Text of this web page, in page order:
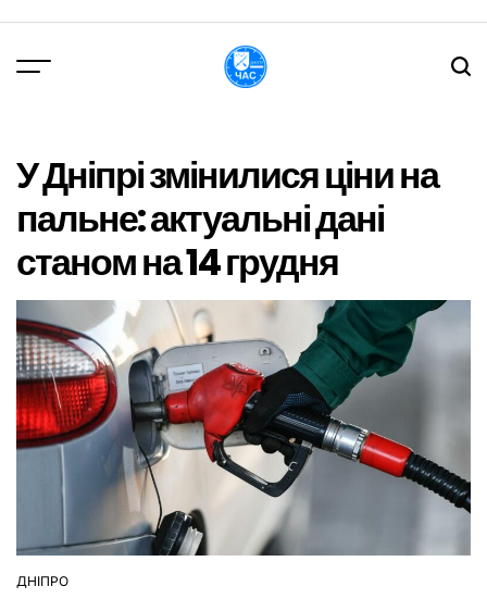
вмісту
У Дніпрі змінилися ціни на
пальне: актуальні дані
станом на 14 грудня
ОПУБЛІКУВАТИ
ДНІПРО